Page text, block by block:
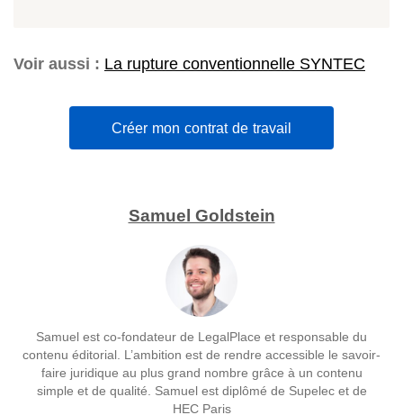
Voir aussi : La rupture conventionnelle SYNTEC
Créer mon contrat de travail
Samuel Goldstein
Samuel est co-fondateur de LegalPlace et responsable du
contenu éditorial. L’ambition est de rendre accessible le savoir-
faire juridique au plus grand nombre grâce à un contenu
simple et de qualité. Samuel est diplômé de Supelec et de
HEC Paris